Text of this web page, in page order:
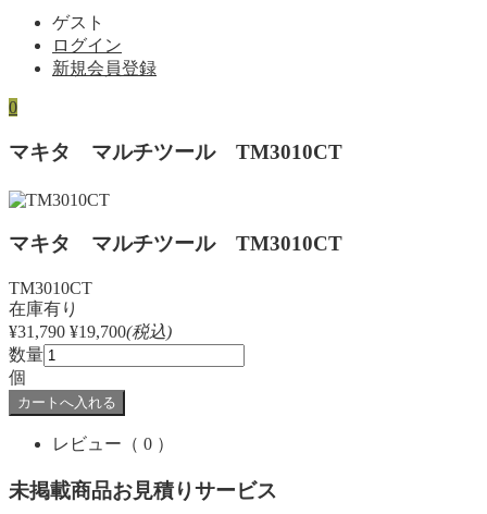
ゲスト
ログイン
新規会員登録
0
マキタ マルチツール TM3010CT
マキタ マルチツール TM3010CT
TM3010CT
在庫有り
¥31,790 ¥19,700(税込)
数量
個
レビュー （ 0 ）
未掲載商品お見積りサービス